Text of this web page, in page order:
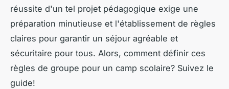
réussite d'un tel projet pédagogique exige une
préparation minutieuse et l'établissement de règles
claires pour garantir un séjour agréable et
sécuritaire pour tous. Alors, comment définir ces
règles de groupe pour un camp scolaire? Suivez le
guide!